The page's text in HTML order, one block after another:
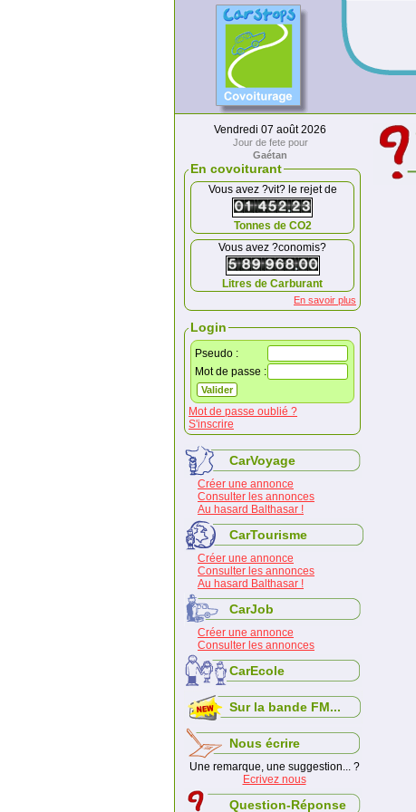
Vendredi 07 août 2026
Jour de fete pour
Gaétan
En covoiturant
Vous avez ?vit? le rejet de
Tonnes de CO2
Vous avez ?conomis?
Litres de Carburant
En savoir plus
Login
Pseudo :
Mot de passe :
Mot de passe oublié ?
S'inscrire
CarVoyage
Créer une annonce
Consulter les annonces
Au hasard Balthasar !
CarTourisme
Créer une annonce
Consulter les annonces
Au hasard Balthasar !
CarJob
Créer une annonce
Consulter les annonces
CarEcole
Sur la bande FM...
Nous écrire
Une remarque, une suggestion... ?
Ecrivez nous
Question-Réponse